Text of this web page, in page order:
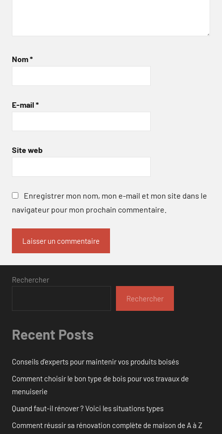
Nom*
E-mail *
Site web
Enregistrer mon nom, mon e-mail et mon site dans le
navigateur pour mon prochain commentaire.
Rechercher
Rechercher
Recent Posts
Conseils d’experts pour maintenir vos produits boisés
Comment choisir le bon type de bois pour vos travaux de
menuiserie
Quand faut-il rénover ? Voici les situations types
Comment réussir sa rénovation complète de maison de A à Z